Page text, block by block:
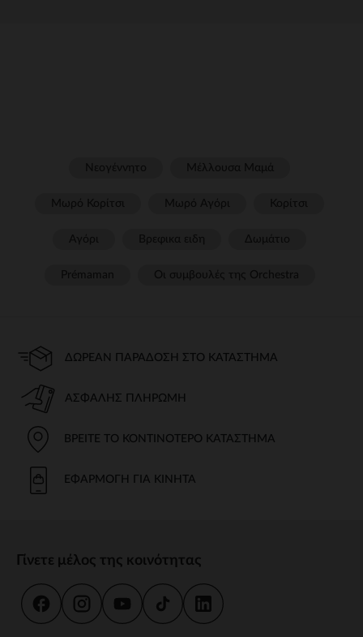
ΔΩΡΕΆΝ ΠΑΡΆΔΟΣΗ ΣΤΟ ΚΑΤΆΣΤΗΜΑ
ΑΣΦΑΛΉΣ ΠΛΗΡΩΜΉ
ΒΡΕΊΤΕ ΤΟ ΚΟΝΤΙΝΌΤΕΡΟ ΚΑΤΆΣΤΗΜΑ
ΕΦΑΡΜΟΓΉ ΓΙΑ ΚΙΝΗΤΆ
Γίνετε μέλος της κοινότητας